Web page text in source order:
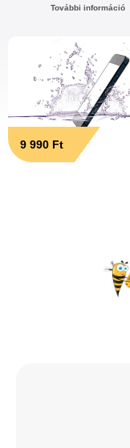
További információ
9 990 Ft